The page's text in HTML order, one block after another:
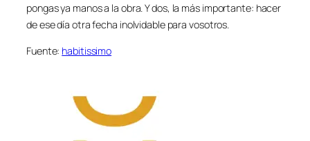
pongas ya manos a la obra. Y dos, la más importante: hacer
de ese día otra fecha inolvidable para vosotros.
Fuente: habitissimo